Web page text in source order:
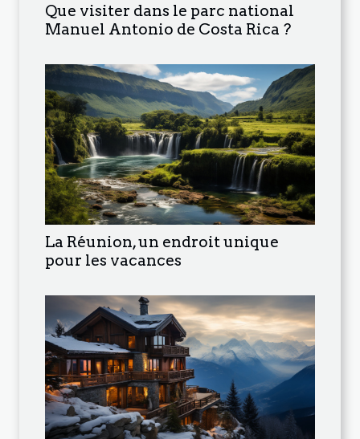
Que visiter dans le parc national
Manuel Antonio de Costa Rica ?
La Réunion, un endroit unique
pour les vacances